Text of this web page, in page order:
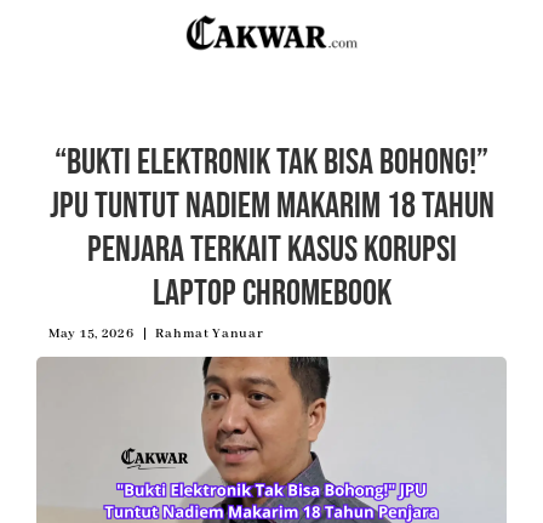
“Bukti Elektronik Tak Bisa Bohong!”
JPU Tuntut Nadiem Makarim 18 Tahun
Penjara Terkait Kasus Korupsi
Laptop Chromebook
May 15, 2026 Rahmat Yanuar